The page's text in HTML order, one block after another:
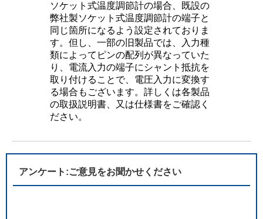
ソケット式温度調節計の場合、既設の
弊社製ソケット式温度調節計の端子と
同じ箇所になるよう設定されておりま
す。但し、一部の旧製品では、入力種
類によってピンの配列が異なっていた
り、電流入力の端子にシャント抵抗を
取り付けることで、電圧入力に変換す
る場合もございます。詳しくは各製品
の取扱説明書、又は仕様書をご確認く
ださい。
アンケート:ご意見をお聞かせください